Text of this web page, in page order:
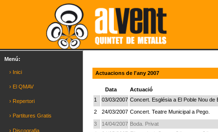
Menú:
› Inici
› El QMAV
› Repertori
› Partitures Gratis
› Discografia
Actuacions de l'any 2007
Data
Actuació
1
03/03/2007 Concert. Església a El Poble Nou de
2 24/03/2007 Concert. Teatre Municipal a Pego.
3 14/04/2007 Boda. Privat